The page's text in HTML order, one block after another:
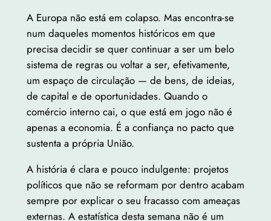
A Europa não está em colapso. Mas encontra-se
num daqueles momentos históricos em que
precisa decidir se quer continuar a ser um belo
sistema de regras ou voltar a ser, efetivamente,
um espaço de circulação — de bens, de ideias,
de capital e de oportunidades. Quando o
comércio interno cai, o que está em jogo não é
apenas a economia. É a confiança no pacto que
sustenta a própria União.
A história é clara e pouco indulgente: projetos
políticos que não se reformam por dentro acabam
sempre por explicar o seu fracasso com ameaças
externas. A estatística desta semana não é um